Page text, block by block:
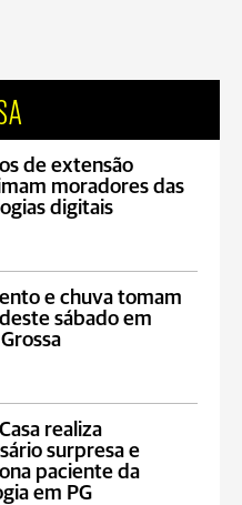
de extensão
moradores das
digitais
e chuva tomam
sábado em
realiza
surpresa e
paciente da
em PG